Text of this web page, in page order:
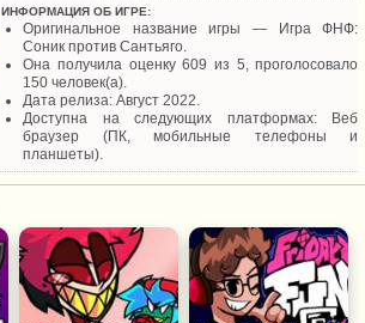
ИНФОРМАЦИЯ ОБ ИГРЕ:
Оригинальное название игры — Игра ФНФ:
Соник против Сантьяго.
Она получила оценку 609 из 5, проголосовало
150 человек(а).
Дата релиза: Август 2022.
Доступна на следующих платформах: Веб
браузер (ПК, мобильные телефоны и
планшеты).